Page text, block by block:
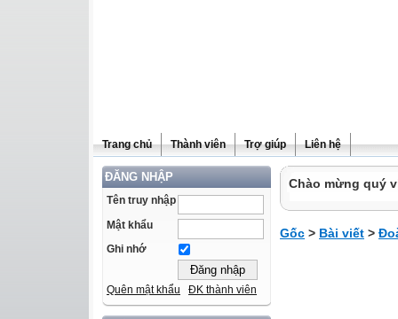
Trang chủ Thành viên Trợ giúp Liên hệ
ĐĂNG NHẬP
Tên truy nhập
Mật khẩu
Ghi nhớ
Quên mật khẩu ĐK thành viên
Chào mừng quý
Gốc > Bài viết >